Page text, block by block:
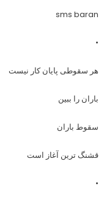
sms baran
•
هر سقوطی پایان کار نیست
باران را ببین
سقوط باران
قشنگ ترین آغاز است
•